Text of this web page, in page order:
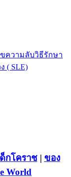
กโคราช| ของ
World